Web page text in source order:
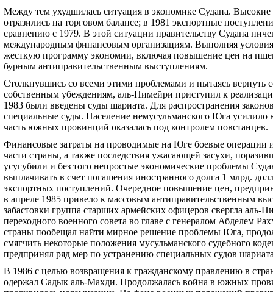
Между тем ухудшилась ситуация в экономике Судана.
отразились на торговом балансе; в 1981 экспортные
сравнению с 1979. В этой ситуации правительству Судана
международным финансовым организациям. Выполняя
жесткую программу экономии, включая повышение цен на
бурным антиправительственным выступлениям.
Столкнувшись со всеми этими проблемами и пытаясь вернуть
собственным убеждениям, аль-Нимейри приступил к
1983 были введены суды шариата. Для распространения
специальные суды. Население немусульманского Юга
часть южных провинций оказалась под контролем повстанцев.
Финансовые затраты на проводимые на Юге боевые операции
части страны, а также последствия ужасающей засухи,
усугубили и без того непростые экономические проблемы
выплачивать в счет погашения иностранного долга 1 млрд.
экспортных поступлений. Очередное повышение цен,
в апреле 1985 привело к массовым антиправительственным
забастовки группа старших армейских офицеров свергла аль-
переходного военного совета во главе с генералом Абделем
страны пообещал найти мирное решение проблемы Юга,
смягчить некоторые положения мусульманского судебного
предпринял ряд мер по устранению специальных судов
В 1986 с целью возвращения к гражданскому правлению в
одержал Садык аль-Махди. Продолжалась война в южных